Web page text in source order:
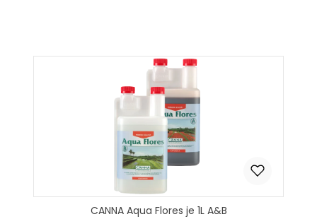
CANNA Aqua Flores je 1L A&B